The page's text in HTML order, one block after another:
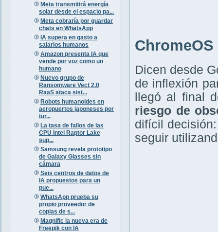
Meta transmitirá energía
solar desde el espacio pa...
Meta cobraría por guardar
chats en WhatsApp
IA supera en gasto a
salarios humanos
Amazon presenta IA que
vende por voz como un
humano
Nuevo grupo de
Ransomware Vect 2.0
RaaS ataca sist...
Robots humanoides en
aeropuertos japoneses por
tur...
La tasa de fallos de las
CPU Intel Raptor Lake
sup...
Samsung revela prototipo
de Galaxy Glasses sin
cámara
Seis centros de datos de
IA propuestos para un
pue...
WhatsApp prueba su
propio proveedor de
copias de s...
Magnific la nueva era de
Freepik con IA
Dicen desde
de inflexión
llegó al final
riesgo de
difícil
seguir